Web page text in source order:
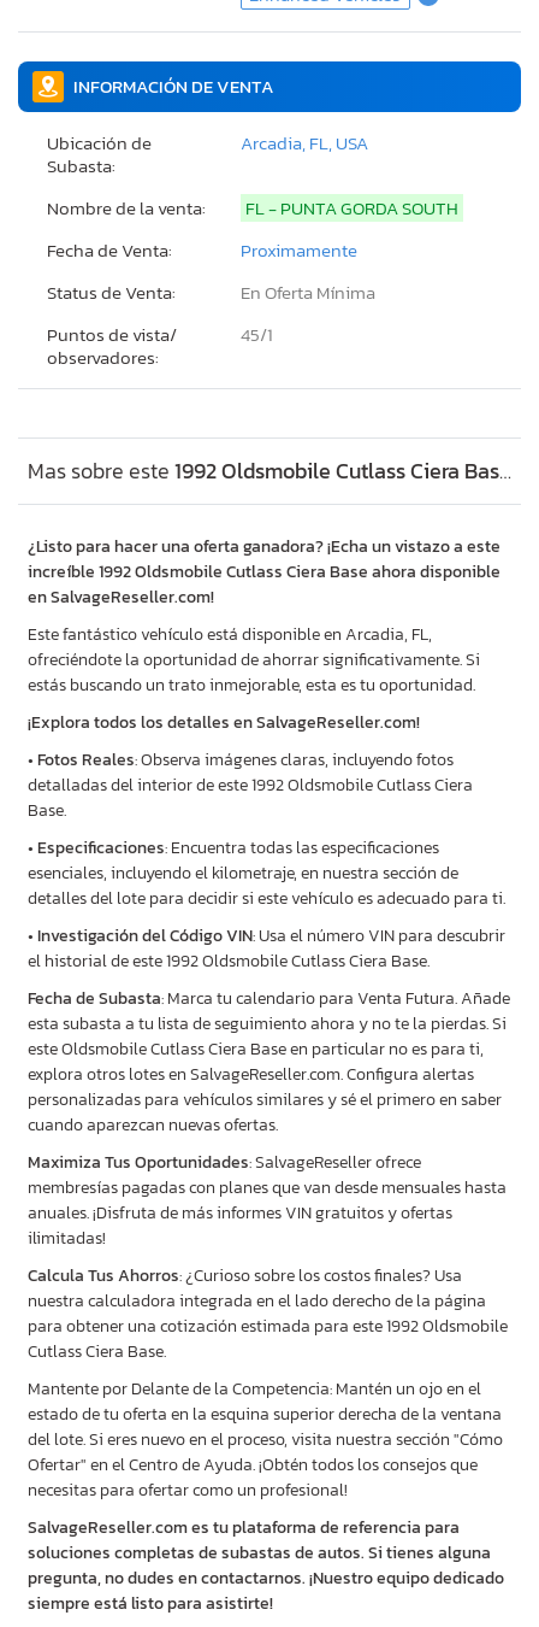
INFORMACIÓN DE VENTA
Ubicación de
Subasta:
Arcadia, FL, USA
Nombre de la venta:
FL - PUNTA GORDA SOUTH
Fecha de Venta:
Proximamente
Status de Venta:
En Oferta Mínima
Puntos de vista/
observadores:
45/1
Mas sobre este1992 Oldsmobile Cutlass Ciera Base, Lot #74415204
¿Listo para hacer una oferta ganadora? ¡Echa un vistazo a este
increíble 1992 Oldsmobile Cutlass Ciera Base ahora disponible
en SalvageReseller.com!
Este fantástico vehículo está disponible en Arcadia, FL,
ofreciéndote la oportunidad de ahorrar significativamente. Si
estás buscando un trato inmejorable, esta es tu oportunidad.
¡Explora todos los detalles en SalvageReseller.com!
•Fotos Reales: Observa imágenes claras, incluyendo fotos
detalladas del interior de este 1992 Oldsmobile Cutlass Ciera
Base.
•Especificaciones: Encuentra todas las especificaciones
esenciales, incluyendo el kilometraje, en nuestra sección de
detalles del lote para decidir si este vehículo es adecuado para ti.
•Investigación del Código VIN: Usa el número VIN para descubrir
el historial de este 1992 Oldsmobile Cutlass Ciera Base.
Fecha de Subasta: Marca tu calendario para Venta Futura. Añade
esta subasta a tu lista de seguimiento ahora y no te la pierdas. Si
este Oldsmobile Cutlass Ciera Base en particular no es para ti,
explora otros lotes en SalvageReseller.com. Configura alertas
personalizadas para vehículos similares y sé el primero en saber
cuando aparezcan nuevas ofertas.
Maximiza Tus Oportunidades: SalvageReseller ofrece
membresías pagadas con planes que van desde mensuales hasta
anuales. ¡Disfruta de más informes VIN gratuitos y ofertas
ilimitadas!
Calcula Tus Ahorros: ¿Curioso sobre los costos finales? Usa
nuestra calculadora integrada en el lado derecho de la página
para obtener una cotización estimada para este 1992 Oldsmobile
Cutlass Ciera Base.
Mantente por Delante de la Competencia: Mantén un ojo en el
estado de tu oferta en la esquina superior derecha de la ventana
del lote. Si eres nuevo en el proceso, visita nuestra sección "Cómo
Ofertar" en el Centro de Ayuda. ¡Obtén todos los consejos que
necesitas para ofertar como un profesional!
SalvageReseller.com es tu plataforma de referencia para
soluciones completas de subastas de autos. Si tienes alguna
pregunta, no dudes en contactarnos. ¡Nuestro equipo dedicado
siempre está listo para asistirte!